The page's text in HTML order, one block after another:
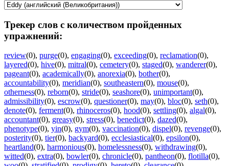
Трекер слов с количеством пройденных
упражнений:
review(0), purge(0), engaging(0), exceeding(0), reclamation(0),
layered(0), hive(0), mitral(0), cemetery(0), staged(0), wanderer(0),
pageant(0), academically(0), anorexia(0), bother(0),
accountability(0), meridian(0), southeastern(0), mouse(0),
otherness(0), reborn(0), stride(0), seashore(0), unimportant(0),
admissibility(0), escrow(0), questioner(0), may(0), bloc(0), seth(0),
denote(0), ferment(0), rhinoceros(0), hood(0), settling(0), algal(0),
accountant(0), greasy(0), stress(0), benedict(0), dazed(0),
phenotype(0), yin(0), gym(0), vaccination(0), dispel(0), revenge(0),
posterity(0), tier(0), backyard(0), ecclesiastical(0), epsilon(0),
heartland(0), harmonious(0), homelessness(0), withdrawing(0),
witted(0), extra(0), bowler(0), chronicle(0), pantheon(0), flotilla(0),